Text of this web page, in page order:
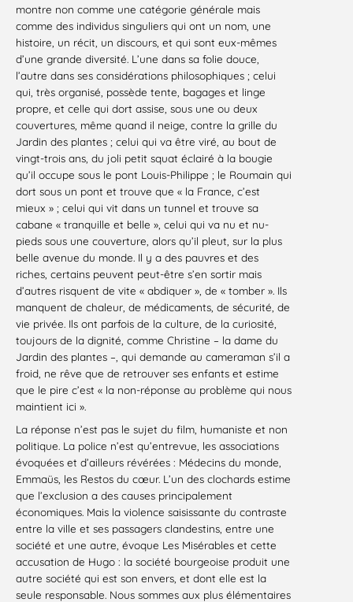
montre non comme une catégorie générale mais
comme des individus singuliers qui ont un nom, une
histoire, un récit, un discours, et qui sont eux-mêmes
d’une grande diversité. L’une dans sa folie douce,
l’autre dans ses considérations philosophiques ; celui
qui, très organisé, possède tente, bagages et linge
propre, et celle qui dort assise, sous une ou deux
couvertures, même quand il neige, contre la grille du
Jardin des plantes ; celui qui va être viré, au bout de
vingt-trois ans, du joli petit squat éclairé à la bougie
qu’il occupe sous le pont Louis-Philippe ; le Roumain qui
dort sous un pont et trouve que « la France, c’est
mieux » ; celui qui vit dans un tunnel et trouve sa
cabane « tranquille et belle », celui qui va nu et nu-
pieds sous une couverture, alors qu’il pleut, sur la plus
belle avenue du monde. Il y a des pauvres et des
riches, certains peuvent peut-être s’en sortir mais
d’autres risquent de vite « abdiquer », de « tomber ». Ils
manquent de chaleur, de médicaments, de sécurité, de
vie privée. Ils ont parfois de la culture, de la curiosité,
toujours de la dignité, comme Christine – la dame du
Jardin des plantes –, qui demande au cameraman s’il a
froid, ne rêve que de retrouver ses enfants et estime
que le pire c’est « la non-réponse au problème qui nous
maintient ici ».
La réponse n’est pas le sujet du film, humaniste et non
politique. La police n’est qu’entrevue, les associations
évoquées et d’ailleurs révérées : Médecins du monde,
Emmaüs, les Restos du cœur. L’un des clochards estime
que l’exclusion a des causes principalement
économiques. Mais la violence saisissante du contraste
entre la ville et ses passagers clandestins, entre une
société et une autre, évoque Les Misérables et cette
accusation de Hugo : la société bourgeoise produit une
autre société qui est son envers, et dont elle est la
seule responsable. Nous sommes aux plus élémentaires